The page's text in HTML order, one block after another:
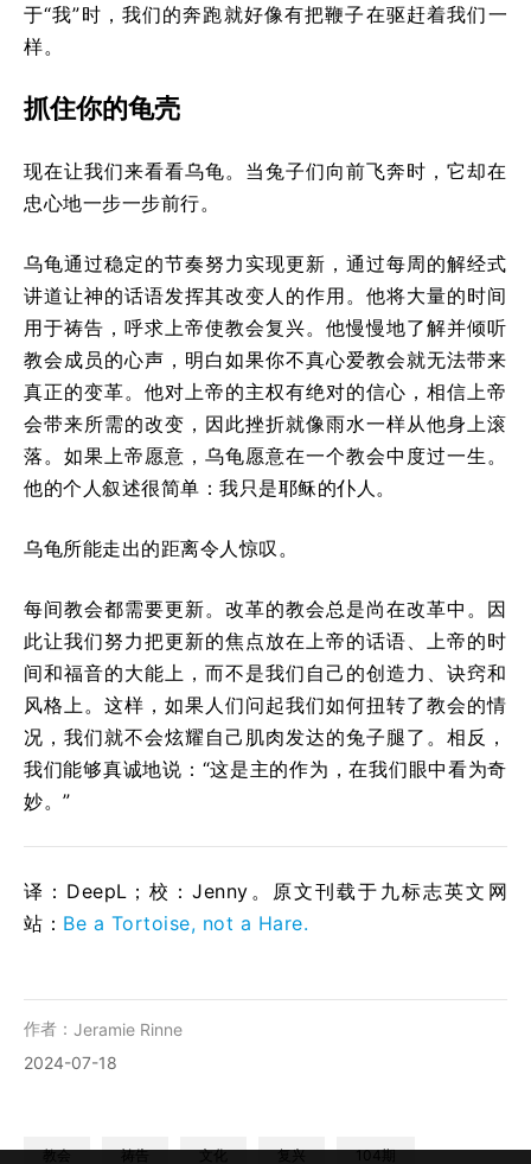
于“我”时，我们的奔跑就好像有把鞭子在驱赶着我们一
样。
抓住你的龟壳
现在让我们来看看乌龟。当兔子们向前飞奔时，它却在
忠心地一步一步前行。
乌龟通过稳定的节奏努力实现更新，通过每周的解经式
讲道让神的话语发挥其改变人的作用。他将大量的时间
用于祷告，呼求上帝使教会复兴。他慢慢地了解并倾听
教会成员的心声，明白如果你不真心爱教会就无法带来
真正的变革。他对上帝的主权有绝对的信心，相信上帝
会带来所需的改变，因此挫折就像雨水一样从他身上滚
落。如果上帝愿意，乌龟愿意在一个教会中度过一生。
他的个人叙述很简单：我只是耶稣的仆人。
乌龟所能走出的距离令人惊叹。
每间教会都需要更新。改革的教会总是尚在改革中。因
此让我们努力把更新的焦点放在上帝的话语、上帝的时
间和福音的大能上，而不是我们自己的创造力、诀窍和
风格上。这样，如果人们问起我们如何扭转了教会的情
况，我们就不会炫耀自己肌肉发达的兔子腿了。相反，
我们能够真诚地说：“这是主的作为，在我们眼中看为奇
妙。”
译：DeepL；校：Jenny。原文刊载于九标志英文网
站： Be a Tortoise, not a Hare.
作者： Jeramie Rinne
2024-07-18
教会 祷告 文化 复兴 104期